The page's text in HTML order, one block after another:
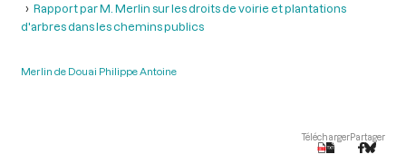
Rapport par M. Merlin sur les droits de voirie et plantations
d'arbres dans les chemins publics
Merlin de Douai Philippe Antoine
TéléchargerPartager